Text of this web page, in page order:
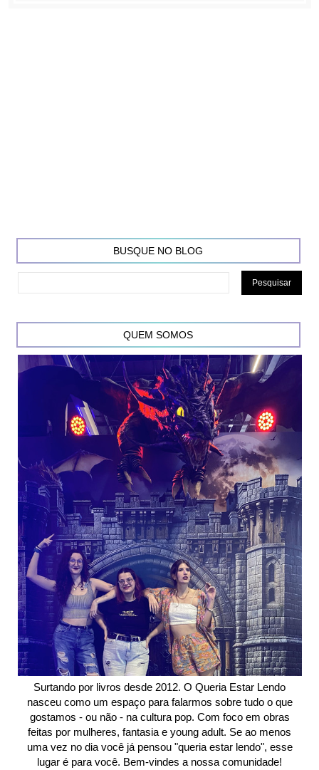
BUSQUE NO BLOG
QUEM SOMOS
Surtando por livros desde 2012. O Queria Estar Lendo
nasceu como um espaço para falarmos sobre tudo o que
gostamos - ou não - na cultura pop. Com foco em obras
feitas por mulheres, fantasia e young adult. Se ao menos
uma vez no dia você já pensou "queria estar lendo", esse
lugar é para você. Bem-vindes a nossa comunidade!